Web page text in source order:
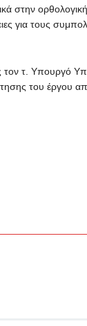
στην
για τους
τον τ.
του έργου